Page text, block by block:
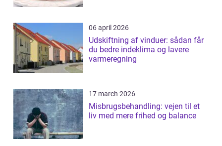
06 april 2026
Udskiftning af vinduer: sådan får
du bedre indeklima og lavere
varmeregning
17 march 2026
Misbrugsbehandling: vejen til et
liv med mere frihed og balance